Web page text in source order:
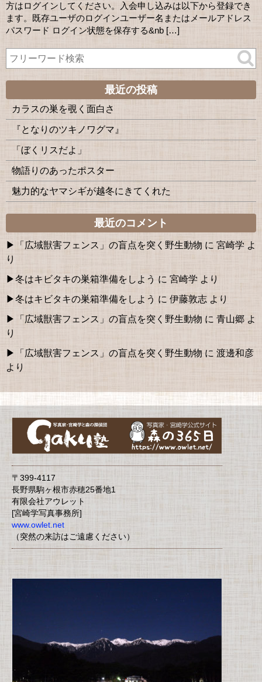
方はログインしてください。入会申し込みは以下から登録でき
ます。既存ユーザのログインユーザー名またはメールアドレス
パスワード ログイン状態を保存する&nb […]
最近の投稿
カラスの巣を覗く面白さ
『となりのツキノワグマ』
「ぼくリスだよ」
物語りのあったポスター
魅力的なヤマシギが越冬にきてくれた
最近のコメント
「広域獣害フェンス」の盲点を突く野生動物 に 宮崎学 よ
り
冬はキビタキの巣箱準備をしよう に 宮崎学 より
冬はキビタキの巣箱準備をしよう に 伊藤敦志 より
「広域獣害フェンス」の盲点を突く野生動物 に 青山郷 よ
り
「広域獣害フェンス」の盲点を突く野生動物 に 渡邊和彦
より
〒399-4117
長野県駒ヶ根市赤穂25番地1
有限会社アウレット
[宮崎学写真事務所]
www.owlet.net
（突然の来訪はご遠慮ください）